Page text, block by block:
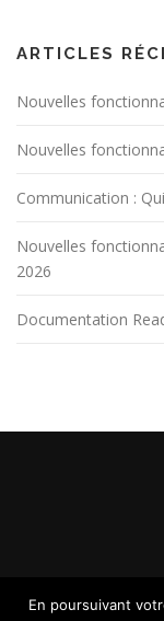
ARTICLES
Nouvelles
Nouvelles
Communication :
Nouvelles
2026
Documentation
En poursuivant